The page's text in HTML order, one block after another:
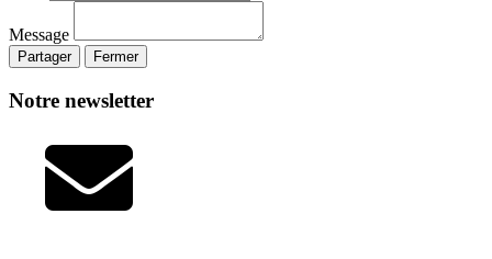
Message
Partager Fermer
Notre newsletter